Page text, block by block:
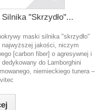
"Skrzydło"...
maski silnika "skrzydło"
najwyższej jakości, niczym
[carbon fiber] o agresywnej i
do Lamborghini
niemieckiego tunera –